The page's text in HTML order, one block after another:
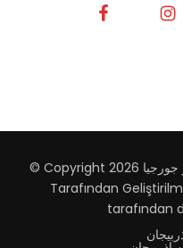
© Copyright 2026 جورجيا
Tarafından
tarafından